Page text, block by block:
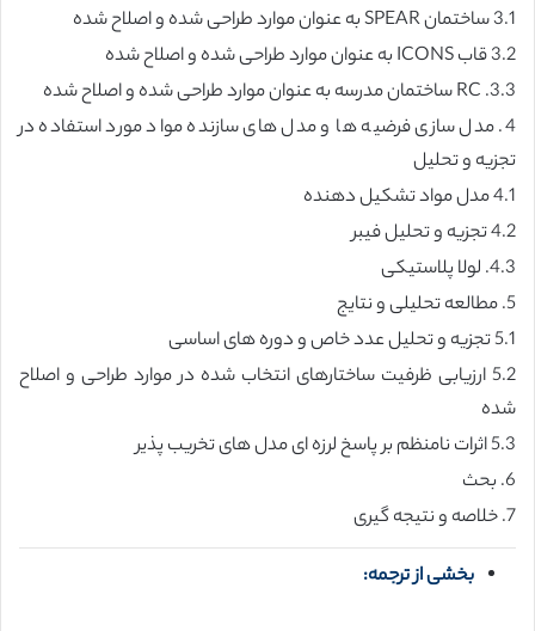
3.1 ساختمان SPEAR به عنوان موارد طراحی شده و اصلاح شده
3.2 قاب ICONS به عنوان موارد طراحی شده و اصلاح شده
3.3. RC ساختمان مدرسه به عنوان موارد طراحی شده و اصلاح شده
4. مدل سازی فرضیه ها و مدل های سازنده مواد مورد استفاده در
تجزیه و تحلیل
4.1 مدل مواد تشکیل دهنده
4.2 تجزیه و تحلیل فیبر
4.3. لولا پلاستیکی
5. مطالعه تحلیلی و نتایج
5.1 تجزیه و تحلیل عدد خاص و دوره های اساسی
5.2 ارزیابی ظرفیت ساختارهای انتخاب شده در موارد طراحی و اصلاح
شده
5.3 اثرات نامنظم بر پاسخ لرزه ای مدل های تخریب پذیر
6. بحث
7. خلاصه و نتیجه گیری
بخشی از ترجمه: